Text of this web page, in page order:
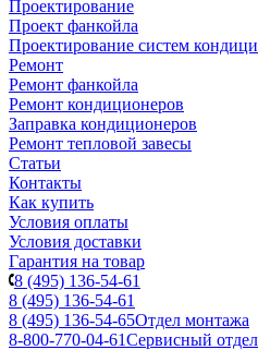
Проектирование
Проект фанкойла
Проектирование систем
Ремонт
Ремонт фанкойла
Ремонт кондиционеров
Заправка кондиционеров
Ремонт тепловой завесы
Статьи
Контакты
Как купить
Условия оплаты
Условия доставки
Гарантия на товар
8 (495) 136-54-61
8 (495) 136-54-61
8 (495) 136-54-65Отдел монтажа
8-800-770-04-61Сервисный отдел